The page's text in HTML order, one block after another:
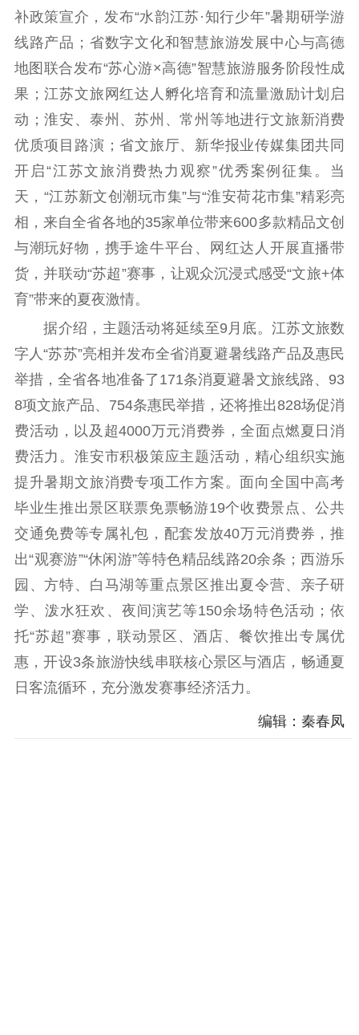
精神文明
社会宣传
思想政治教育 爱国主义教育
全民国防教育
红色资源保护利
用
新闻出版
精品出版 全民阅读
出版监管
电影工作
电影创作 电影市场
机关党建
党建要闻 学习在线
文化人才
紫金人才 职称评审
数据资源
公共服务
新时代公民素养
提升资源库
新闻出版
政务服务
作品著作权
登记服务
服务管理平台
管理平台
新闻发布工作备
补政策宣介，发布“水韵江苏·知行少年”暑期研学游
线路产品；省数字文化和智慧旅游发展中心与高德
地图联合发布“苏心游×高德”智慧旅游服务阶段性成
果；江苏文旅网红达人孵化培育和流量激励计划启
动；淮安、泰州、苏州、常州等地进行文旅新消费
优质项目路演；省文旅厅、新华报业传媒集团共同
开启“江苏文旅消费热力观察”优秀案例征集。当
天，“江苏新文创潮玩市集”与“淮安荷花市集”精彩亮
相，来自全省各地的35家单位带来600多款精品文创
与潮玩好物，携手途牛平台、网红达人开展直播带
货，并联动“苏超”赛事，让观众沉浸式感受“文旅+体
育”带来的夏夜激情。
据介绍，主题活动将延续至9月底。江苏文旅数
字人“苏苏”亮相并发布全省消夏避暑线路产品及惠民
举措，全省各地准备了171条消夏避暑文旅线路、93
8项文旅产品、754条惠民举措，还将推出828场促消
费活动，以及超4000万元消费券，全面点燃夏日消
费活力。淮安市积极策应主题活动，精心组织实施
提升暑期文旅消费专项工作方案。面向全国中高考
毕业生推出景区联票免票畅游19个收费景点、公共
交通免费等专属礼包，配套发放40万元消费券，推
出“观赛游”“休闲游”等特色精品线路20余条；西游乐
园、方特、白马湖等重点景区推出夏令营、亲子研
学、泼水狂欢、夜间演艺等150余场特色活动；依
托“苏超”赛事，联动景区、酒店、餐饮推出专属优
惠，开设3条旅游快线串联核心景区与酒店，畅通夏
日客流循环，充分激发赛事经济活力。
编辑：秦春凤